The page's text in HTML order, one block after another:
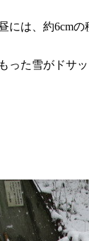
には、約6cmの
った雪がドサ